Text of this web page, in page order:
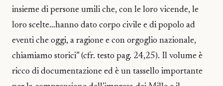
insieme di persone umili che, con le loro vicende, le
loro scelte…hanno dato corpo civile e di popolo ad
eventi che oggi, a ragione e con orgoglio nazionale,
chiamiamo storici” (cfr. testo pag. 24,25). Il volume è
ricco di documentazione ed è un tassello importante